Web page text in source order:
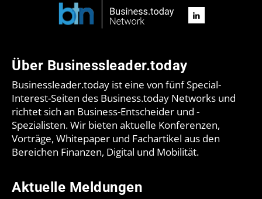
Über Businessleader.today
Businessleader.today ist eine von fünf Special-
Interest-Seiten des Business.today Networks und
richtet sich an Business-Entscheider und -
Spezialisten. Wir bieten aktuelle Konferenzen,
Vorträge, Whitepaper und Fachartikel aus den
Bereichen Finanzen, Digital und Mobilität.
Aktuelle Meldungen